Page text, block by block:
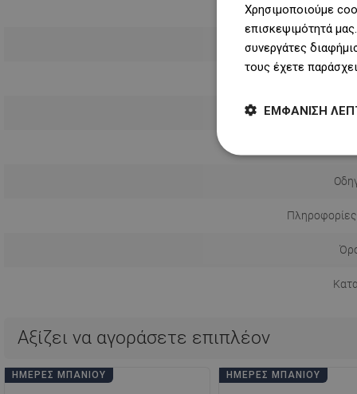
Τρόπος
Αξίζει να αγοράσετε επιπλέον
ΗΜΈΡΕΣ ΜΠΆΝΙΟΥ ΗΜΈΡΕΣ ΜΠΆΝΙΟΥ
Χρησιμοποιούμε
επισκεψιμότητά
συνεργάτες
τους έχετε
ΕΜΦΆΝΙΣΗ